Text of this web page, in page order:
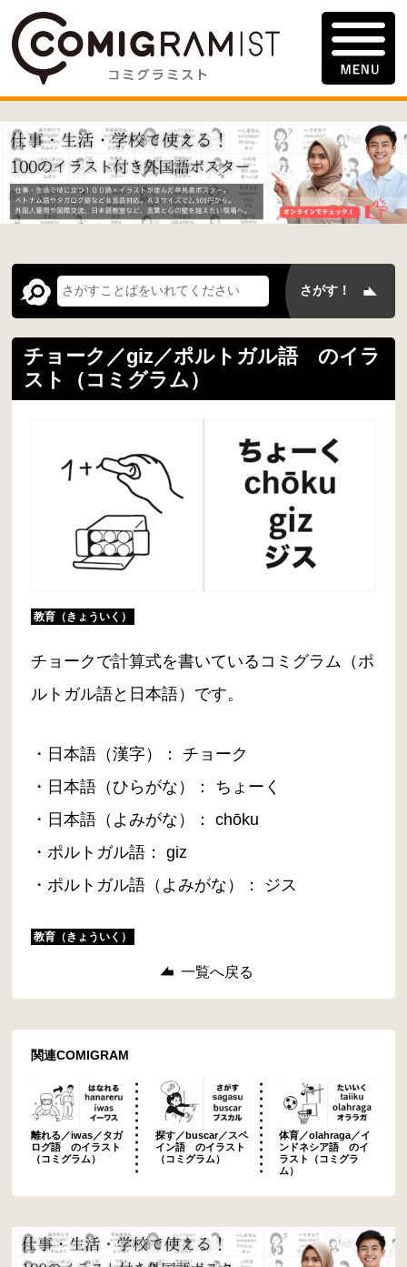
チョーク／giz／ポルトガル語 のイラ
スト（コミグラム）
教育（きょういく）
チョークで計算式を書いているコミグラム（ポ
ルトガル語と日本語）です。
・日本語（漢字）： チョーク
・日本語（ひらがな）： ちょーく
・日本語（よみがな）： chōku
・ポルトガル語： giz
・ポルトガル語（よみがな）： ジス
教育（きょういく）
一覧へ戻る
関連COMIGRAM
離れる／iwas／タガ
ログ語 のイラスト
（コミグラム）
探す／buscar／スペ
イン語 のイラスト
（コミグラム）
体育／olahraga／イ
ンドネシア語 のイ
ラスト（コミグラ
ム）